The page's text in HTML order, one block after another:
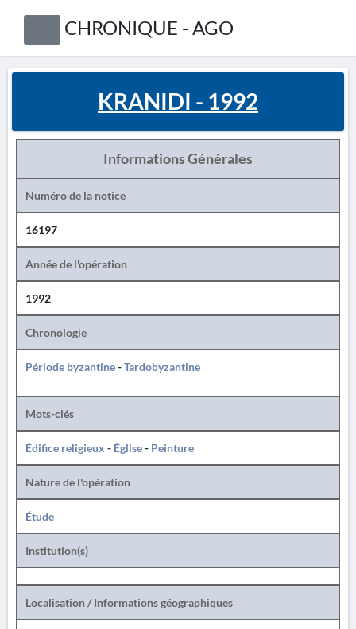
CHRONIQUE - AGO
KRANIDI - 1992
Informations Générales
Numéro de la notice
16197
Année de l'opération
1992
Chronologie
Période byzantine-Tardobyzantine
Mots-clés
Édifice religieux - Église- Peinture
Nature de l'opération
Étude
Institution(s)
Localisation / Informations géographiques